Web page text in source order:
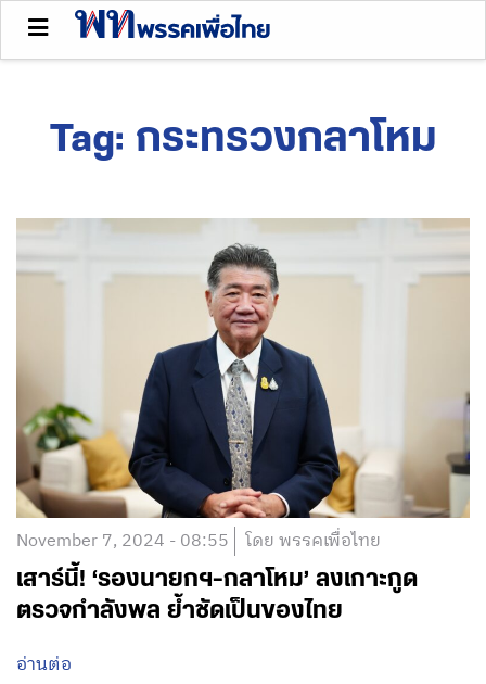
Tag: กระทรวงกลาโหม
November 7, 2024 - 08:55 โดย พรรคเพื่อไทย
เสาร์นี้! ‘รองนายกฯ-กลาโหม’ ลงเกาะกูด
ตรวจกำลังพล ย้ำชัดเป็นของไทย
อ่านต่อ